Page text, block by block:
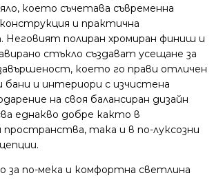
което съчетава съвременна
и практична
Неговият полиран хромиран финиш и
стъкло създават усещане за
което го прави отличен
бани и интериори с изчистена
на своя балансиран дизайн
еднакво добре както в
така и в по-луксозни
за по-мека и комфортна светлина